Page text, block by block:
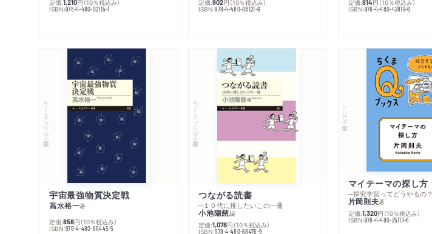
定価:1,210円 （10％税込み）
ISBN:978-4-480-02115-1
定価:902円 （10％税込み）
ISBN:978-4-480-08121-6
定価:814円 （10％税込み）
ISBN:978-4-480-42819-6
ちくまプリマー新書
宇宙最強物質決定戦
高水裕一著
定価:858円 （10％税込み）
ISBN:978-4-480-68445-5
ちくまプリマー新書
つながる読書
─１０代に推したいこの一冊
小池陽慈編
定価:1,078円 （10％税込み）
ISBN:978-4-480-68476-9
シリーズ・全集
マイテーマの探し方
─探究学習ってどうやるの？
片岡則夫著
定価:1,320円 （10％税込み）
ISBN:978-4-480-25117-6